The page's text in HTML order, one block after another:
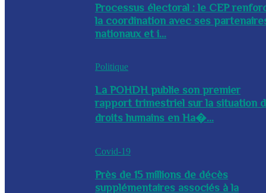
Processus électoral : le CEP
la coordination avec ses
nationaux et i...
Politique
La POHDH publie son premier
rapport trimestriel sur la situation
droits humains en Ha�...
Covid-19
Près de 15 millions de décès
supplémentaires associés à la